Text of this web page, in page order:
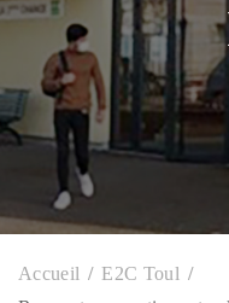
Accueil
E2C Toul